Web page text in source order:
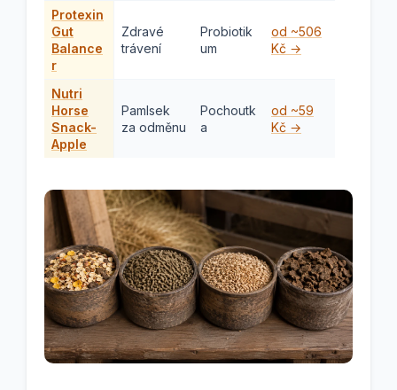
Protexin
Gut
Balance
r
Zdravé
trávení
Probiotik
um
od ~506
Kč →
Nutri
Horse
Snack-
Apple
Pamlsek
za odměnu
Pochoutk
a
od ~59
Kč →